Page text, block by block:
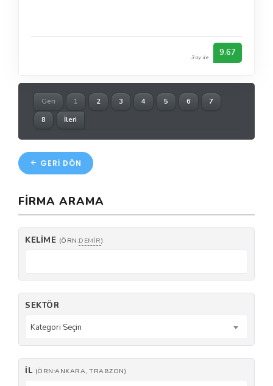
3 oy ile 9.67
Geri 1 2 3 4 5 6
7
8
İleri
GERI DÖN
FIRMA ARAMA
KELIME (ÖRN:DEMIR)
SEKTÖR
Kategori Seçin
İL (ÖRN:ANKARA, TRABZON)